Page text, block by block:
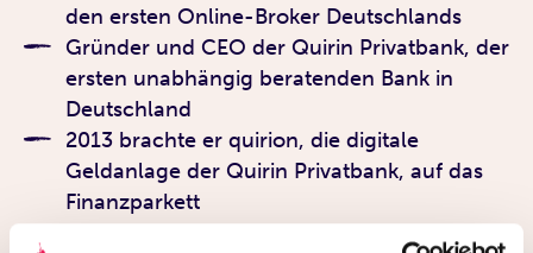
den ersten Online-Broker Deutschlands
Gründer und CEO der Quirin Privatbank, der
ersten unabhängig beratenden Bank in
Deutschland
2013 brachte er quirion, die digitale
Geldanlage der Quirin Privatbank, auf das
Finanzparkett
Sein Antrieb: eine faire und transparente